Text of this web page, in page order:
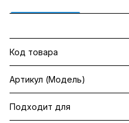
Код товара
Артикул (Модель)
Подходит для